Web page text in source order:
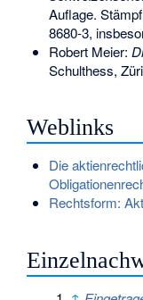
Auflage.
8680-3,
Robert Meier:
Schulthess,
Weblinks
Die
Rechtsform: